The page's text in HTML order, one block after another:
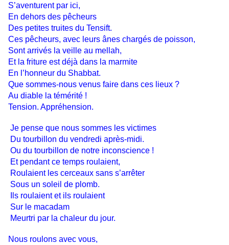
S’aventurent par ici,
En dehors des pêcheurs
Des petites truites du Tensift.
Ces pêcheurs, avec leurs ânes chargés de poisson,
Sont arrivés la veille au mellah,
Et la friture est déjà dans la marmite
En l’honneur du Shabbat.
Que sommes-nous venus faire dans ces lieux ?
Au diable la témérité !
Tension. Appréhension.
Je pense que nous sommes les victimes
Du tourbillon du vendredi après-midi.
Ou du tourbillon de notre inconscience !
Et pendant ce temps roulaient,
Roulaient les cerceaux sans s’arrêter
Sous un soleil de plomb.
Ils roulaient et ils roulaient
Sur le macadam
Meurtri par la chaleur du jour.
Nous roulons avec vous,